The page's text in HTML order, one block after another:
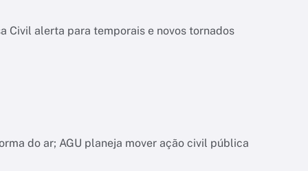
Civil alerta para temporais e novos tornados
do ar; AGU planeja mover ação civil pública